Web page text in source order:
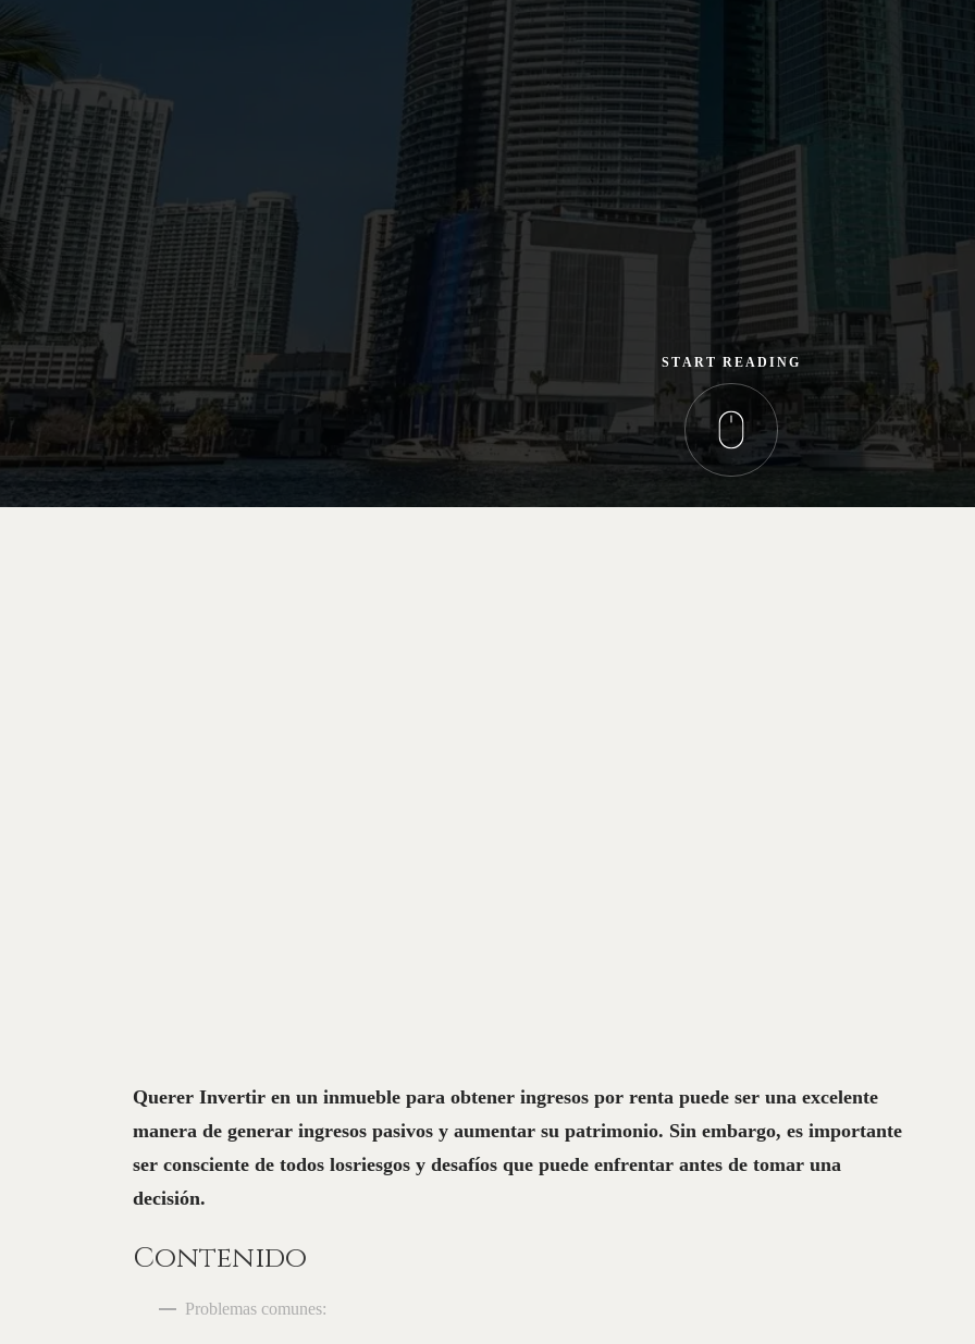
START READING
Querer Invertir en un inmueble para obtener ingresos por renta puede ser una excelente
manera de generar ingresos pasivos y aumentar su patrimonio. Sin embargo, es importante
ser consciente de todos losriesgos y desafíos que puede enfrentar antes de tomar una
decisión.
Contenido
Problemas comunes: